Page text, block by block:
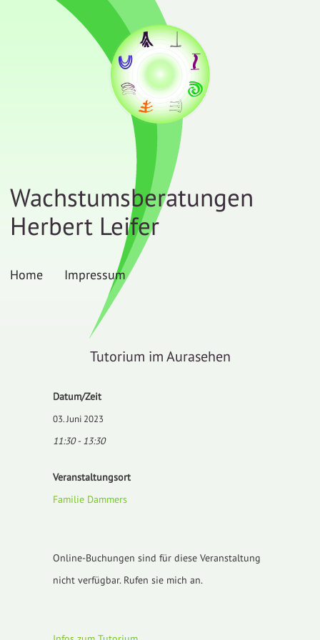
Wachstumsberatungen
Herbert Leifer
Home Impressum
Tutorium im Aurasehen
Datum/Zeit
03. Juni 2023
11:30 - 13:30
Veranstaltungsort
Familie Dammers
Online-Buchungen sind für diese Veranstaltung
nicht verfügbar. Rufen sie mich an.